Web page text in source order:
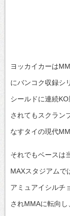
ヨッカイカーは
にバンコク収録シ
シールドに連続
されてもスクラン
なすタイの現代
それでもベースは
MAXスタジアムで
アミュアイシルチ
されMMAに転向